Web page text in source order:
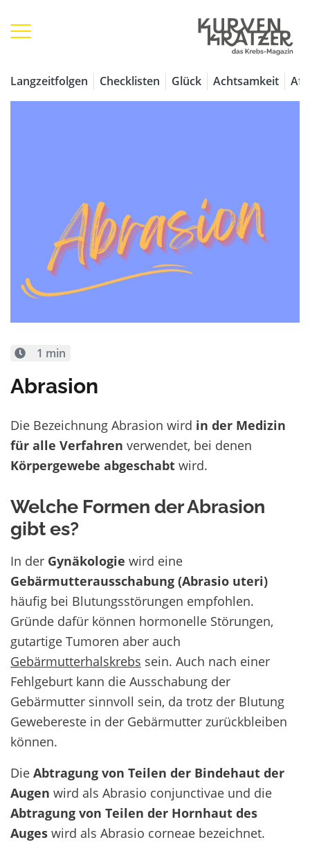
Langzeitfolgen Checklisten Glück Achtsamkeit
1 min
Abrasion
Die Bezeichnung Abrasion wird in der Medizin
für alle Verfahren verwendet, bei denen
Körpergewebe abgeschabt wird.
Welche Formen der Abrasion
gibt es?
In der Gynäkologie wird eine
Gebärmutterausschabung (Abrasio uteri)
häufig bei Blutungsstörungen empfohlen.
Gründe dafür können hormonelle Störungen,
gutartige Tumoren aber auch
Gebärmutterhalskrebs sein. Auch nach einer
Fehlgeburt kann die Ausschabung der
Gebärmutter sinnvoll sein, da trotz der Blutung
Gewebereste in der Gebärmutter zurückbleiben
können.
Die Abtragung von Teilen der Bindehaut der
Augen wird als Abrasio conjunctivae und die
Abtragung von Teilen der Hornhaut des
Auges wird als Abrasio corneae bezeichnet.